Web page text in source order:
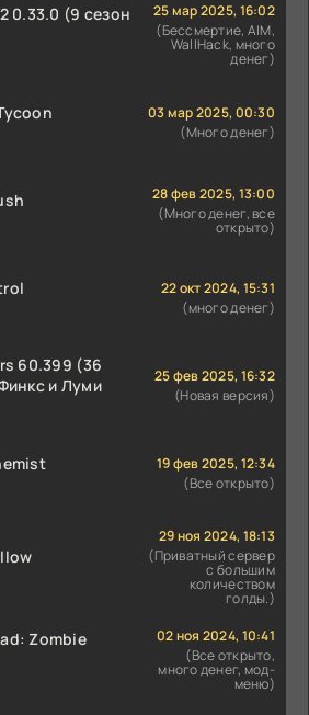
0.33.0 (9 сезон
25 мар 2025, 16:02
(Бессмертие, AIM,
WallHack, много
денег)
03 мар 2025, 00:30
(Много денег)
28 фев 2025, 13:00
(Много денег, все
открыто)
22 окт 2024, 15:31
(много денег)
60.399 (36
и Луми
25 фев 2025, 16:32
(Новая версия)
19 фев 2025, 12:34
(Все открыто)
29 ноя 2024, 18:13
(Приватный сервер
с большим
количеством
голды.)
Zombie
02 ноя 2024, 10:41
(Все открыто,
много денег, мод-
меню)